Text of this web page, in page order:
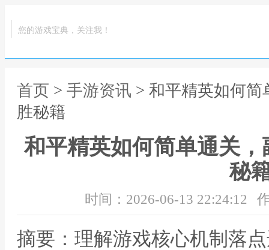
您的游戏宝典，关注我！
首页 > 手游资讯 > 和平精英如何
胜秘籍
和平精英如何简单通关
秘
时间：2026-06-13 22:24:12
摘要：理解游戏核心机制落